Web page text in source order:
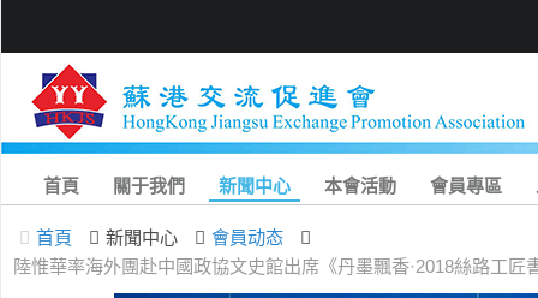
首頁 關于我們 新聞中心 本會活動 會員專區
首頁 新聞中心
會員动态
陸惟華率海外團赴中國政協文史館出席《丹墨飄香·2018絲路工匠